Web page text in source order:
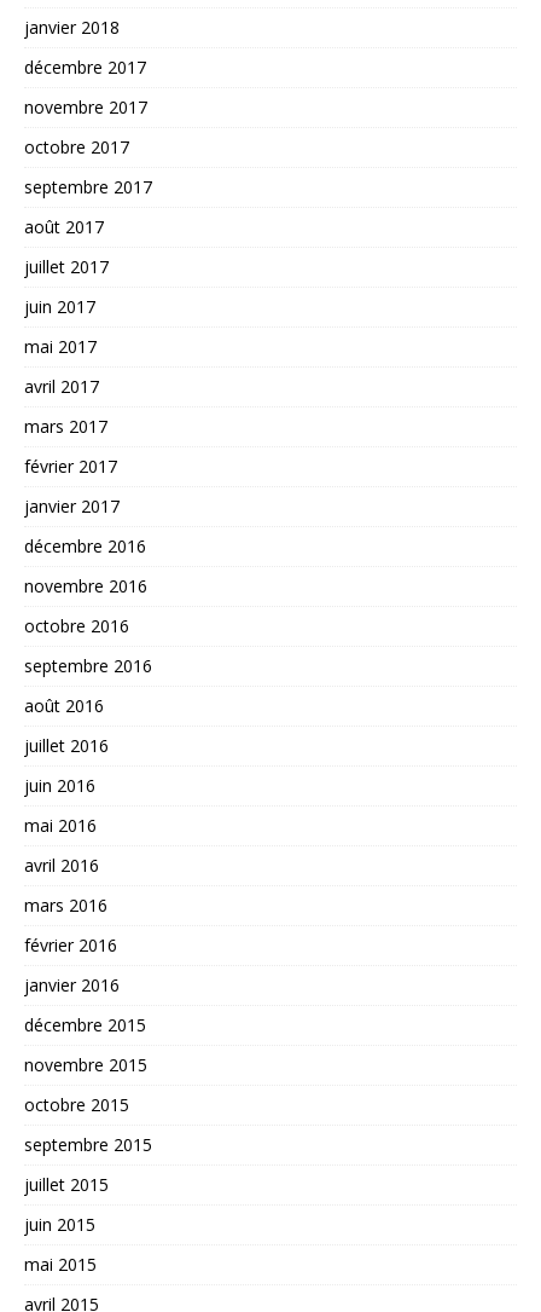
janvier 2018
décembre 2017
novembre 2017
octobre 2017
septembre 2017
août 2017
juillet 2017
juin 2017
mai 2017
avril 2017
mars 2017
février 2017
janvier 2017
décembre 2016
novembre 2016
octobre 2016
septembre 2016
août 2016
juillet 2016
juin 2016
mai 2016
avril 2016
mars 2016
février 2016
janvier 2016
décembre 2015
novembre 2015
octobre 2015
septembre 2015
juillet 2015
juin 2015
mai 2015
avril 2015